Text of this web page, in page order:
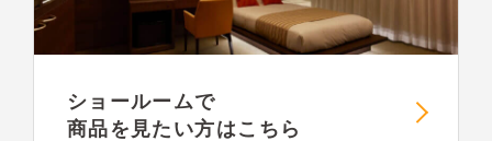
ショールームで
商品を見たい方はこちら